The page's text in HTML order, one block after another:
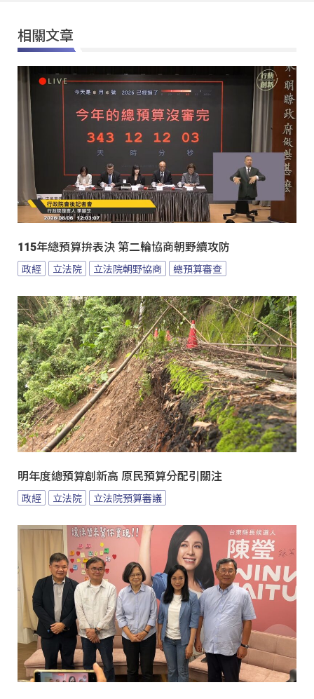
相關文章
115年總預算拚表決 第二輪協商朝野續攻防
政經 立法院 立法院朝野協商 總預算審查
明年度總預算創新高 原民預算分配引關注
政經 立法院 立法院預算審議